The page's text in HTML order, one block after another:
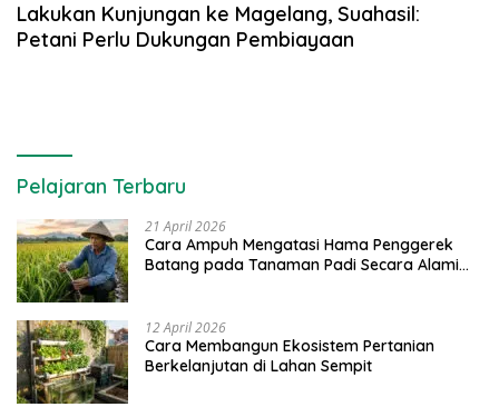
Lakukan Kunjungan ke Magelang, Suahasil:
Petani Perlu Dukungan Pembiayaan
Pelajaran Terbaru
21 April 2026
Cara Ampuh Mengatasi Hama Penggerek
Batang pada Tanaman Padi Secara Alami
12 April 2026
Cara Membangun Ekosistem Pertanian
Berkelanjutan di Lahan Sempit